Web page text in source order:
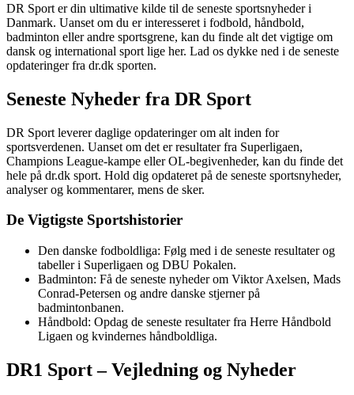
DR Sport er din ultimative kilde til de seneste sportsnyheder i
Danmark. Uanset om du er interesseret i fodbold, håndbold,
badminton eller andre sportsgrene, kan du finde alt det vigtige om
dansk og international sport lige her. Lad os dykke ned i de seneste
opdateringer fra dr.dk sporten.
Seneste Nyheder fra DR Sport
DR Sport leverer daglige opdateringer om alt inden for
sportsverdenen. Uanset om det er resultater fra Superligaen,
Champions League-kampe eller OL-begivenheder, kan du finde det
hele på dr.dk sport. Hold dig opdateret på de seneste sportsnyheder,
analyser og kommentarer, mens de sker.
De Vigtigste Sportshistorier
Den danske fodboldliga: Følg med i de seneste resultater og
tabeller i Superligaen og DBU Pokalen.
Badminton: Få de seneste nyheder om Viktor Axelsen, Mads
Conrad-Petersen og andre danske stjerner på
badmintonbanen.
Håndbold: Opdag de seneste resultater fra Herre Håndbold
Ligaen og kvindernes håndboldliga.
DR1 Sport – Vejledning og Nyheder